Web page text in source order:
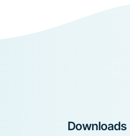
Downloads